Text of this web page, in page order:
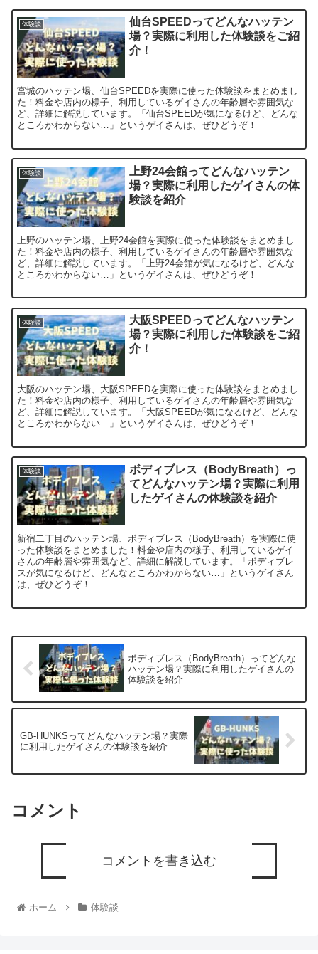
体験談
仙台SPEEDってどんなハッテン
場？実際に利用した体験談をご紹
介！
宮城のハッテン場、仙台SPEEDを実際に使った体験談をまとめまし
た！料金や店内の様子、利用しているゲイさんの年齢層や雰囲気な
ど、詳細に解説しています。「仙台SPEEDが気になるけど、どんな
ところかわからない…」というゲイさんは、ぜひどうぞ！
体験談
上野24会館ってどんなハッテン
場？実際に利用したゲイさんの体
験談を紹介
上野のハッテン場、上野24会館を実際に使った体験談をまとめまし
た！料金や店内の様子、利用しているゲイさんの年齢層や雰囲気な
ど、詳細に解説しています。「上野24会館が気になるけど、どんな
ところかわからない…」というゲイさんは、ぜひどうぞ！
体験談
大阪SPEEDってどんなハッテン
場？実際に利用した体験談をご紹
介！
大阪のハッテン場、大阪SPEEDを実際に使った体験談をまとめまし
た！料金や店内の様子、利用しているゲイさんの年齢層や雰囲気な
ど、詳細に解説しています。「大阪SPEEDが気になるけど、どんな
ところかわからない…」というゲイさんは、ぜひどうぞ！
体験談
ボディブレス（BodyBreath）っ
てどんなハッテン場？実際に利用
したゲイさんの体験談を紹介
新宿二丁目のハッテン場、ボディブレス（BodyBreath）を実際に使
った体験談をまとめました！料金や店内の様子、利用しているゲイ
さんの年齢層や雰囲気など、詳細に解説しています。「ボディブレ
スが気になるけど、どんなところかわからない…」というゲイさん
は、ぜひどうぞ！
ボディブレス（BodyBreath）ってどんな
ハッテン場？実際に利用したゲイさんの
体験談を紹介
GB-HUNKSってどんなハッテン場？実際
に利用したゲイさんの体験談を紹介
コメント
コメントを書き込む
ホーム 体験談